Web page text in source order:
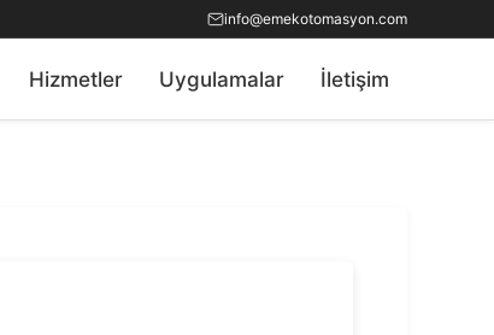
info@emekotomasyon.com
Hizmetler Uygulamalar İletişim